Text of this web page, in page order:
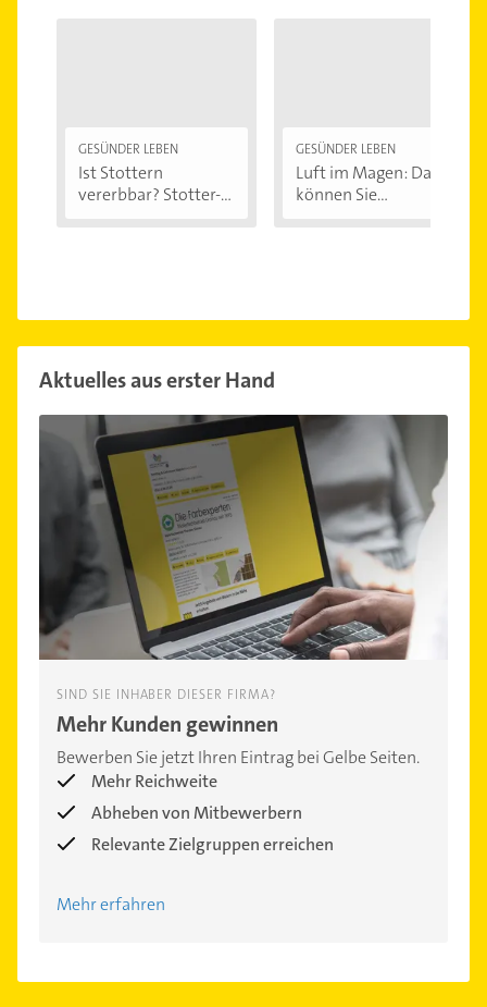
GESÜNDER LEBEN
Ist Stottern
vererbbar? Stotter-
GESÜNDER LEBEN
Luft im Magen: Das
können Sie...
Aktuelles aus erster Hand
SIND SIE INHABER DIESER FIRMA?
Mehr Kunden gewinnen
Bewerben Sie jetzt Ihren Eintrag bei Gelbe Seiten.
Mehr Reichweite
Abheben von Mitbewerbern
Relevante Zielgruppen erreichen
Mehr erfahren